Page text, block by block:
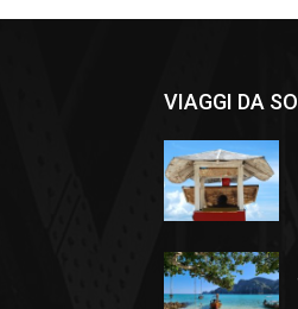
VIAGGI DA